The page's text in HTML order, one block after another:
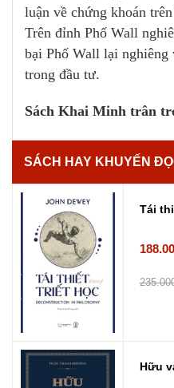
luận về chứng khoán
Trên đỉnh Phố Wall
bại Phố Wall lại nghiêng
trong đầu tư.
Sách Khai Minh trân
SÁCH HAY KHUYẾN
Tái
Hữu